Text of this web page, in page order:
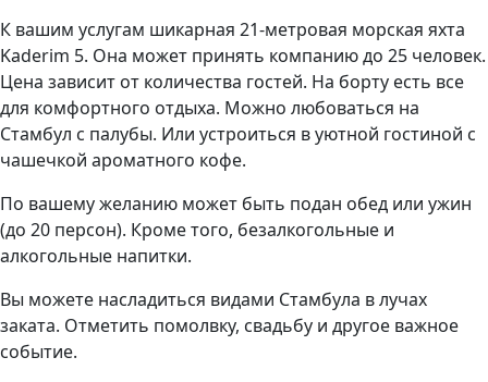
К вашим услугам шикарная 21-метровая морская яхта
Kaderim 5. Она может принять компанию до 25 человек.
Цена зависит от количества гостей. На борту есть все
для комфортного отдыха. Можно любоваться на
Стамбул с палубы. Или устроиться в уютной гостиной с
чашечкой ароматного кофе.
По вашему желанию может быть подан обед или ужин
(до 20 персон). Кроме того, безалкогольные и
алкогольные напитки.
Вы можете насладиться видами Стамбула в лучах
заката. Отметить помолвку, свадьбу и другое важное
событие.